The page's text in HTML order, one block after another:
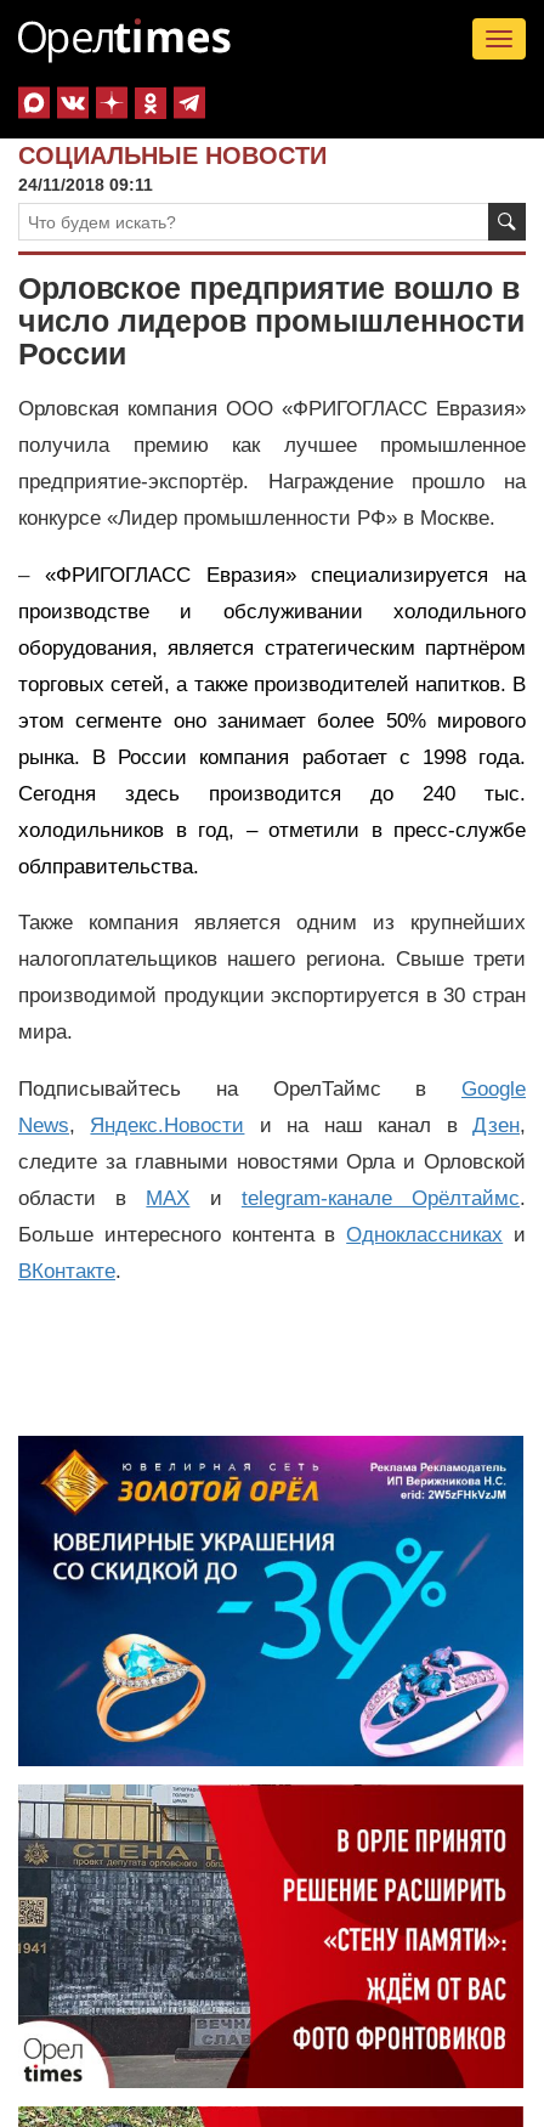
СОЦИАЛЬНЫЕ НОВОСТИ
24/11/2018 09:11
Орловское предприятие вошло в
число лидеров промышленности
России
Орловская компания ООО «ФРИГОГЛАСС Евразия»
получила премию как лучшее промышленное
предприятие-экспортёр. Награждение прошло на
конкурсе «Лидер промышленности РФ» в Москве.
– «ФРИГОГЛАСС Евразия» специализируется на
производстве и обслуживании холодильного
оборудования, является стратегическим партнёром
торговых сетей, а также производителей напитков. В
этом сегменте оно занимает более 50% мирового
рынка. В России компания работает с 1998 года.
Сегодня здесь производится до 240 тыс.
холодильников в год, – отметили в пресс-службе
облправительства.
Также компания является одним из крупнейших
налогоплательщиков нашего региона. Свыше трети
производимой продукции экспортируется в 30 стран
мира.
Подписывайтесь на ОрелТаймс в Google
News, Яндекс.Новости и на наш канал вДзен,
следите за главными новостями Орла и Орловской
области в MAX и telegram-канале Орёлтаймс.
Больше интересного контента вОдноклассниках и
ВКонтакте.